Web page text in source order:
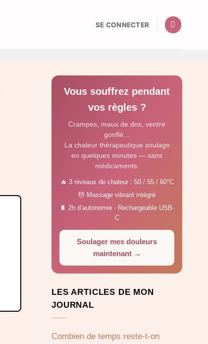
SE CONNECTER
Vous souffrez pendant
vos règles ?
Crampes, maux de dos, ventre
gonflé…
La chaleur thérapeutique soulage
en quelques minutes — sans
médicaments.
🔥 3 niveaux de chaleur : 50 / 55 / 60°C
💆 Massage vibrant intégré
🔋 2h d’autonomie · Rechargeable USB-
C
Soulager mes douleurs
maintenant →
LES ARTICLES DE MON
JOURNAL
Combien de temps reste-t-on